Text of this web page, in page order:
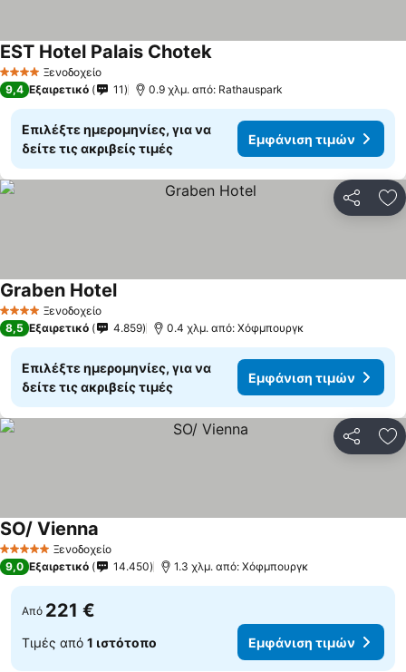
4 ΑστέριαΞενοδοχείο
EST Hotel Palais Chotek
9,4 Εξαιρετικό 11 0.9 χλμ. από: Rathauspark
Επιλέξτε ημερομηνίες, για να
δείτε τις ακριβείς τιμές
Εμφάνιση τιμών
4 ΑστέριαΞενοδοχείο
Graben Hotel
8,5 Εξαιρετικό 4.859 0.4 χλμ. από: Χόφμπουργκ
Επιλέξτε ημερομηνίες, για να
δείτε τις ακριβείς τιμές
Εμφάνιση τιμών
5 Αστέρια Ξενοδοχείο
SO/ Vienna
9,0 Εξαιρετικό 14.450 1.3 χλμ. από: Χόφμπουργκ
Από 221 €
Τιμές από 1 ιστότοπο Εμφάνιση τιμών